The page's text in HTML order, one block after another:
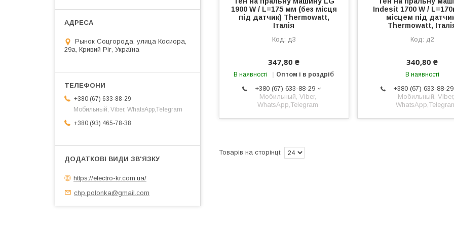
1900 W / L=175 мм (без місця
під датчик) Thermowatt,
Італія
д3
347,80 ₴
В наявності Оптом і в роздріб
+380 (67) 633-88-29
Мобильный, Viber,
WhatsApp,Telegram
Indesit 1700 W /
місцем під
Thermowatt,
д2
340,80 ₴
В наявності
+380 (67) 633-88-29
Мобильный, Viber,
Рынок Соцгорода, улица Косиора,
29а, Кривий Ріг, Україна
+380 (67) 633-88-29
Мобильный, Viber, WhatsApp,Telegram
+380 (93) 465-78-38
https://electro-kr.com.ua/
chp.polonka@gmail.com